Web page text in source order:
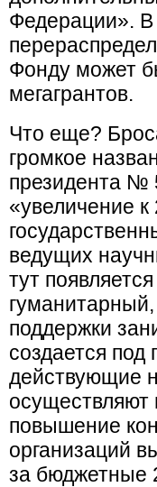
Федерации».
Фонду может
мегагрантов.
Что еще?
громкое
президента №
«увеличение
ведущих
тут
поддержки
создается
действующие
осуществляют
повышение
организаций
за бюджетные